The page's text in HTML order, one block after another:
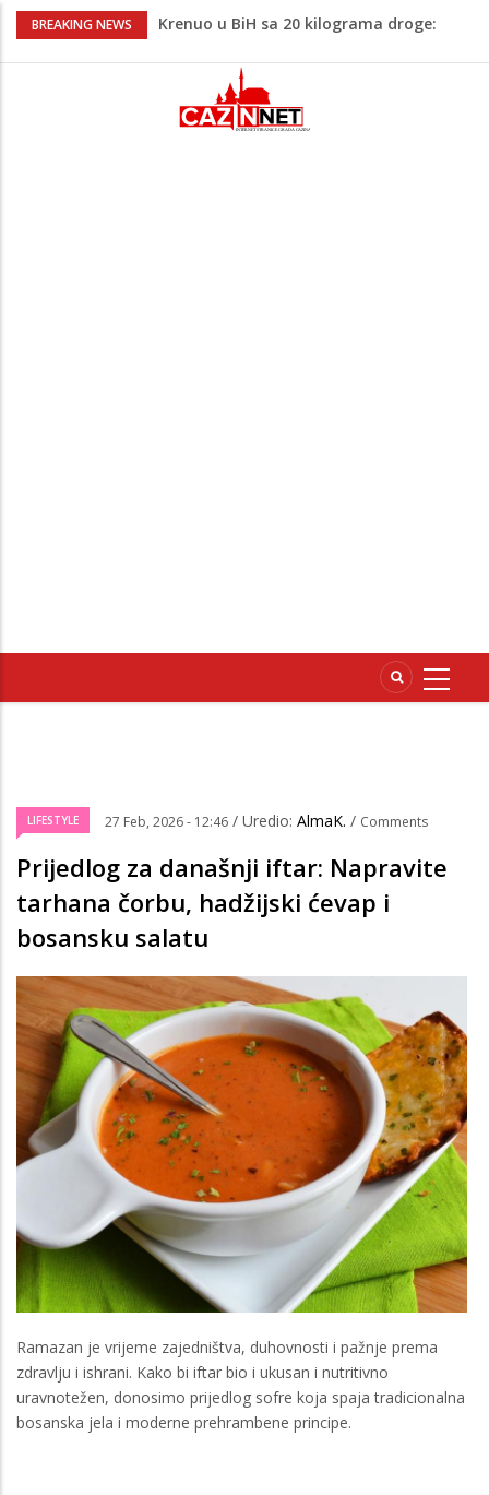
BREAKING NEWS
Krenuo u BiH sa 20 kilograma droge:
Juventus igra protiv Intera, Spaleti
razočarao navijače iz BiH
Užas: Uhapšen Italijan (45) kako
LIFESTYLE 27 Feb, 2026 - 12:46 / Uredio: AlmaK. / Comments
Prijedlog za današnji iftar: Napravite
tarhana čorbu, hadžijski ćevap i
bosansku salatu
Ramazan je vrijeme zajedništva, duhovnosti i pažnje prema
zdravlju i ishrani. Kako bi iftar bio i ukusan i nutritivno
uravnotežen, donosimo prijedlog sofre koja spaja tradicionalna
bosanska jela i moderne prehrambene principe.